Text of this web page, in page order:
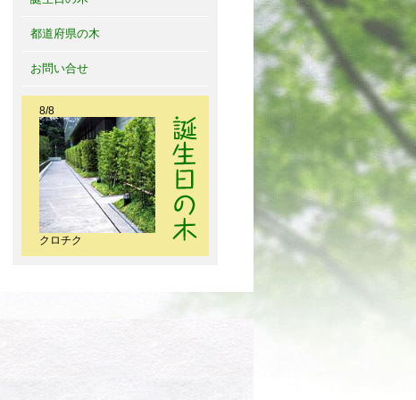
都道府県の木
お問い合せ
8/8
クロチク